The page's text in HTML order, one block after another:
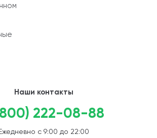
Наши контакты
222-08-88
с 9:00 до 22:00